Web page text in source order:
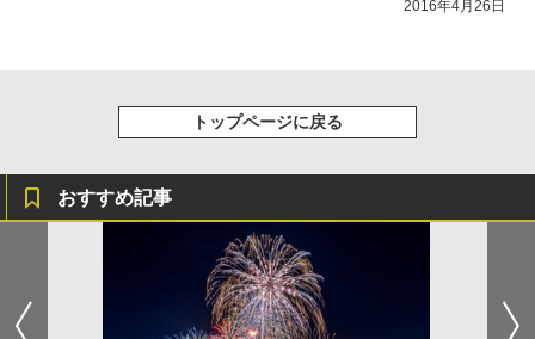
2016年4月26日
トップページに戻る
おすすめ記事